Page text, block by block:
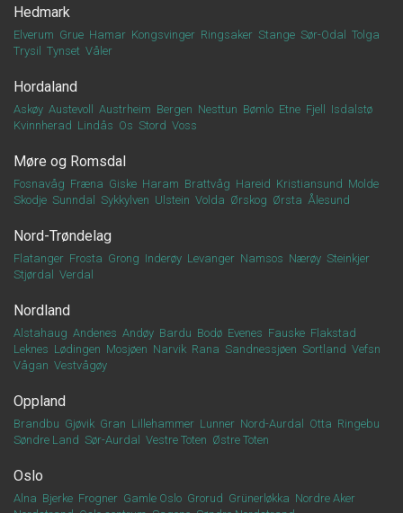
Hedmark
Elverum Grue Hamar Kongsvinger Ringsaker Stange Sør-Odal
Tolga
Trysil
Tynset Våler
Hordaland
Askøy Austevoll Austrheim Bergen Nesttun Bømlo Etne Fjell
Isdalstø
Kvinnherad Lindås Os Stord Voss
Møre og Romsdal
Fosnavåg Fræna Giske Haram Brattvåg Hareid Kristiansund Molde
Skodje Sunndal Sykkylven Ulstein Volda Ørskog Ørsta Ålesund
Nord-Trøndelag
Flatanger Frosta Grong Inderøy Levanger Namsos Nærøy Steinkjer
Stjørdal
Verdal
Nordland
Alstahaug Andenes Andøy Bardu Bodø Evenes Fauske Flakstad
Leknes Lødingen Mosjøen Narvik Rana Sandnessjøen Sortland Vefsn
Vågan Vestvågøy
Oppland
Brandbu Gjøvik Gran Lillehammer Lunner Nord-Aurdal Otta Ringebu
Søndre Land Sør-Aurdal Vestre Toten Østre Toten
Oslo
Alna Bjerke Frogner Gamle Oslo Grorud Grünerløkka Nordre Aker